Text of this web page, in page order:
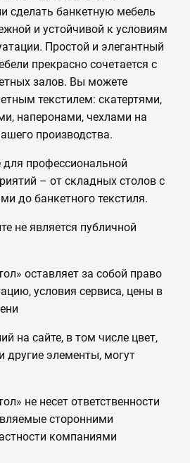
сделать банкетную мебель
и устойчивой к условиям
Простой и элегантный
прекрасно сочетается с
залов. Вы можете
текстилем: скатертями,
наперонами, чехлами на
производства.
профессиональной
– от складных столов с
до банкетного текстиля.
не является публичной
оставляет за собой право
условия сервиса, цены в
на сайте, в том числе цвет,
другие элементы, могут
не несет ответственности
сторонними
компаниями